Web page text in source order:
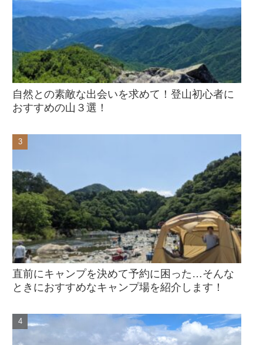
自然との素敵な出会いを求めて！登山初心者に
おすすめの山３選！
直前にキャンプを決めて予約に困った…そんな
ときにおすすめなキャンプ場を紹介します！